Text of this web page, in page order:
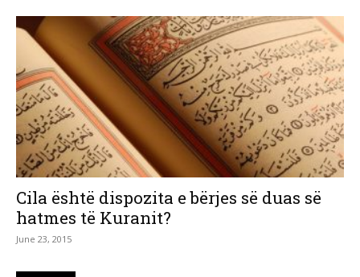
Cila është dispozita e bërjes së duas së
hatmes të Kuranit?
June 23, 2015